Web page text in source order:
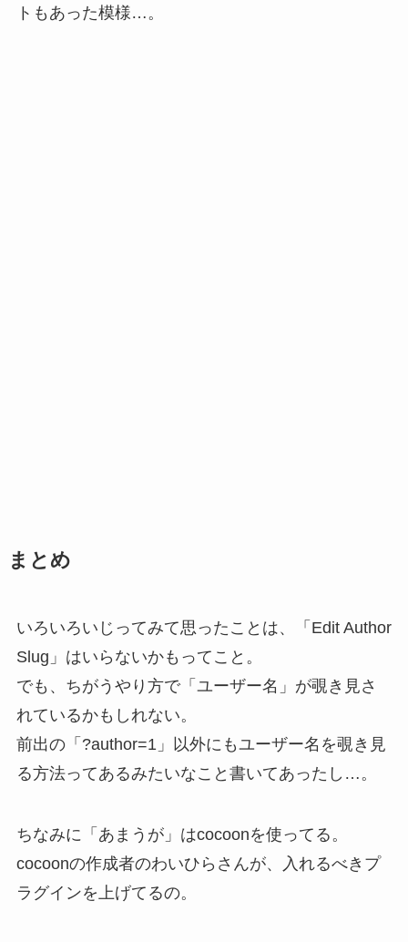
トもあった模様…。
まとめ
いろいろいじってみて思ったことは、「Edit Author
Slug」はいらないかもってこと。
でも、ちがうやり方で「ユーザー名」が覗き見さ
れているかもしれない。
前出の「?author=1」以外にもユーザー名を覗き見
る方法ってあるみたいなこと書いてあったし…。
ちなみに「あまうが」はcocoonを使ってる。
cocoonの作成者のわいひらさんが、入れるべきプ
ラグインを上げてるの。